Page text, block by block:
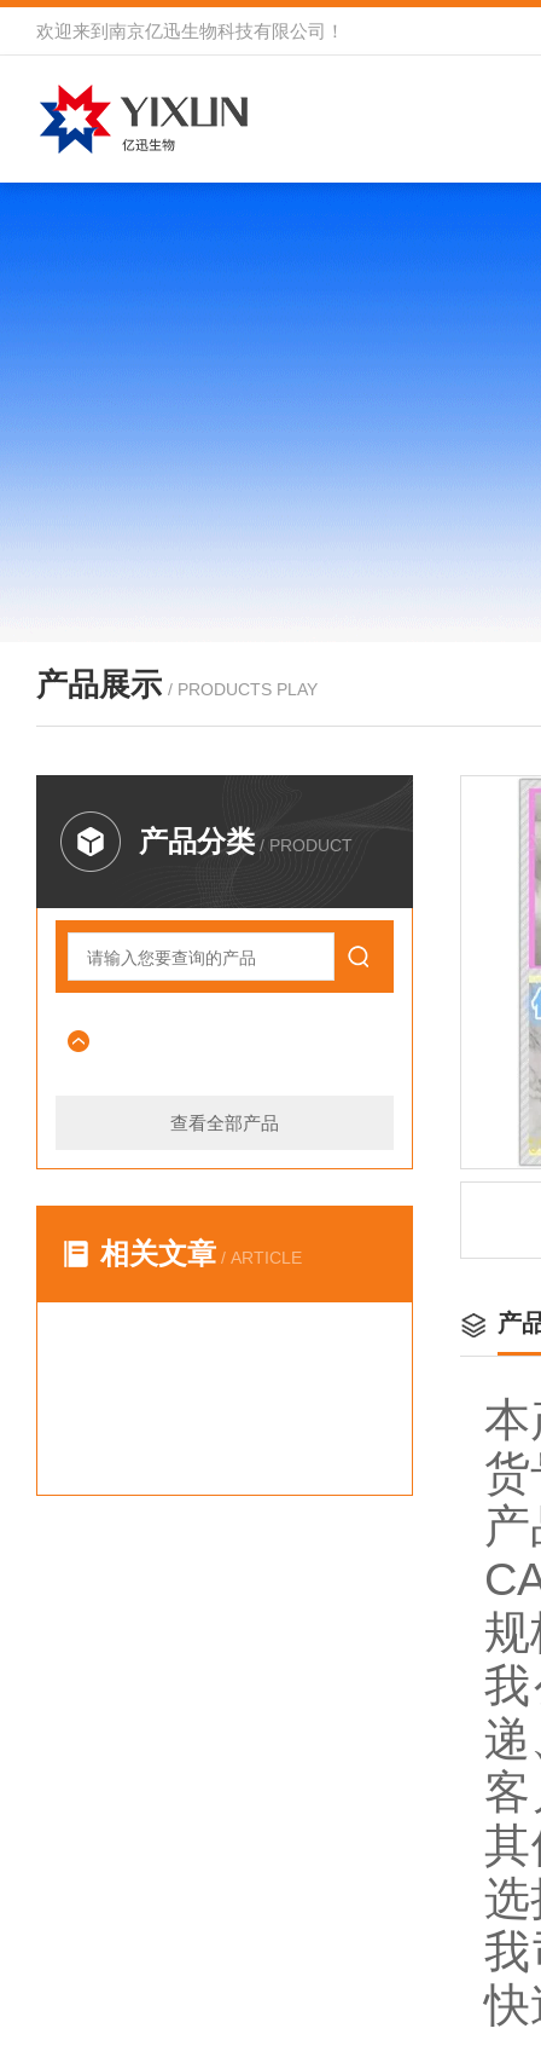
欢迎来到 南京亿迅生物科技有限公司 ！
产品展示 / PRODUCTS PLAY
产品分类 / PRODUCT
查看全部产品
相关文章 / ARTICLE
产
本
递
选
快